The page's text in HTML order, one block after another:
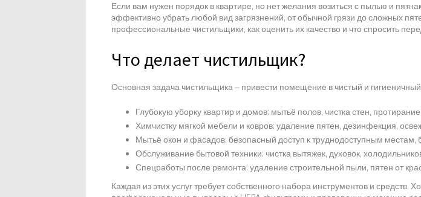
Если вам нужен порядок в квартире, но нет желания возиться с пылью и
эффективно убрать любой вид загрязнений, от обычной грязи до сложных
профессиональные чистильщики, как оценить их качество и что спросить
Что делает чистильщик?
Основная задача чистильщика – привести помещение в чистый и
Глубокую уборку квартир и домов: мытьё полов, чистка стен,
Химчистку мягкой мебели и ковров: удаление пятен, дезинфекция,
Мытьё окон и фасадов: безопасный доступ к труднодоступным местам,
Обслуживание бытовой техники: чистка вытяжек, духовок,
Спецработы после ремонта: удаление строительной пыли, пятен от
Каждая из этих услуг требует собственного набора инструментов и средств.